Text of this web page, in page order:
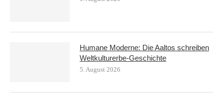
Humane Moderne: Die Aaltos schreiben
Weltkulturerbe-Geschichte
5. August 2026